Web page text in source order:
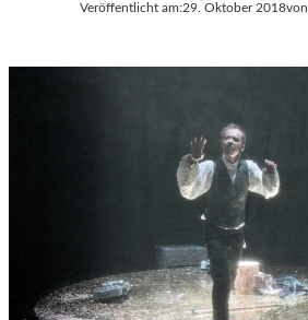
Veröffentlicht am:29. Oktober 2018von